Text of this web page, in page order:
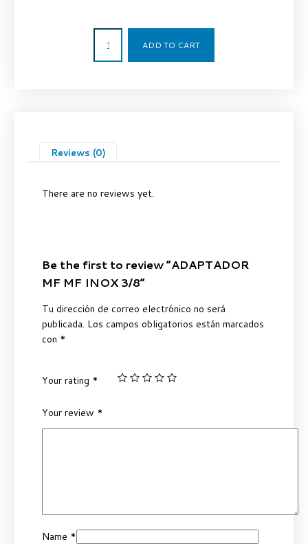
ADD TO CART
Reviews (0)
There are no reviews yet.
Be the first to review “ADAPTADOR
MF MF INOX 3/8”
Tu dirección de correo electrónico no será
publicada. Los campos obligatorios están marcados
con *
Your rating *
Your review *
Name *